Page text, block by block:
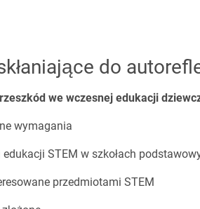
do
we wczesnej edukacji
wymagania
STEM w szkołach
przedmiotami STEM